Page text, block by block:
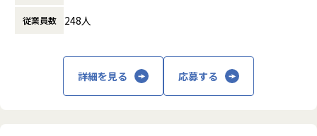
【業務の変更の範囲】nsuiteX®」があります。これらのサービス
し、デジタルトランスフォーメーション（D
X）を推進します
【★社風/文化】
従業員数 248人
詳細を見る 応募する